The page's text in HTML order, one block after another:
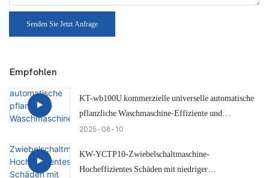
Senden Sie Jetzt Anfrage
Empfohlen
KT-wb100U kommerzielle universelle automatische
pflanzliche Waschmaschine-Effiziente und
intelligente Zwiebelreinigungslösung
2025 06 10
KW-YCTP10-Zwiebelschaltmaschine-
Hocheffizientes Schäden mit niedriger